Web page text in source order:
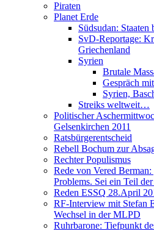
Piraten
Planet Erde
Südsudan: Staaten
SvD-Reportage:
Griechenland
Syrien
Brutale
Gespräch
Syrien,
Streiks weltweit…
Politischer
Gelsenkirchen 2011
Ratsbürgerentscheid
Rebell Bochum zur
Rechter Populismus
Rede von Vered
Problems. Sei ein Teil
Reden ESSQ 28.April
RF-Interview mit Stefan
Wechsel in der MLPD
Ruhrbarone: Tiefpunkt